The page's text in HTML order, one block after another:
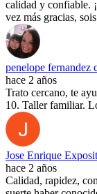
calidad y confiable.
vez más gracias,
penelope fernandez
hace 2 años
Trato cercano, te
10. Taller familiar.
Jose Enrique
hace 2 años
Calidad, rapidez,